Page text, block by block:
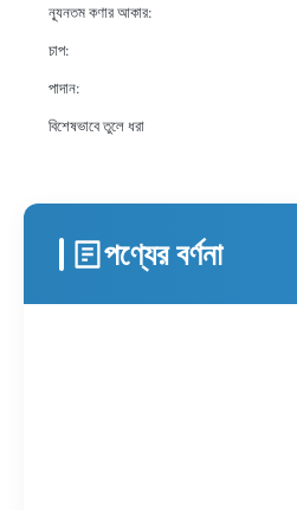
ন্যূনতম কণার আকার:
চাপ:
পাদান:
বিশেষভাবে তুলে ধরা
পণ্যের বর্ণনা